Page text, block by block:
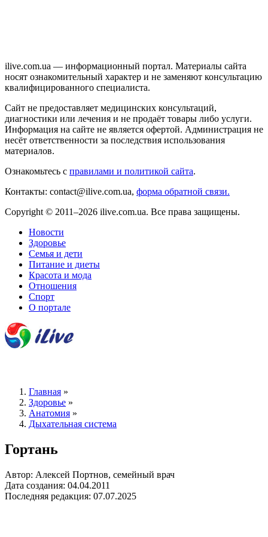
ilive.com.ua — информационный портал. Материалы сайта
носят ознакомительный характер и не заменяют консультацию
квалифицированного специалиста.
Сайт не предоставляет медицинских консультаций,
диагностики или лечения и не продаёт товары либо услуги.
Информация на сайте не является офертой. Администрация не
несёт ответственности за последствия использования
материалов.
Ознакомьтесь с правилами и политикой сайта.
Контакты: contact@ilive.com.ua, форма обратной связи.
Copyright © 2011–2026 ilive.com.ua. Все права защищены.
Новости
Здоровье
Семья и дети
Питание и диеты
Красота и мода
Отношения
Спорт
О портале
Главная »
Здоровье »
Анатомия »
Дыхательная система
Гортань
Автор: Алексей Портнов, семейный врач
Дата создания: 04.04.2011
Последняя редакция: 07.07.2025